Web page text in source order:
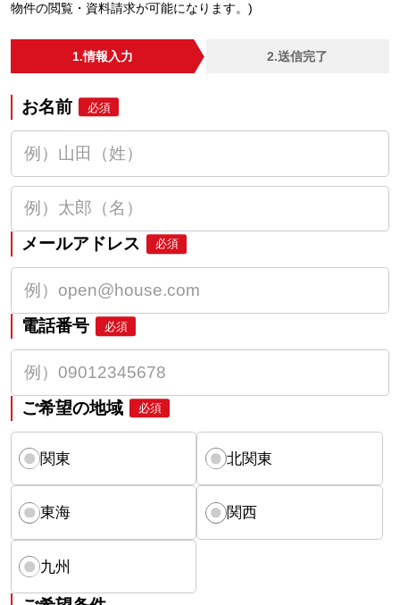
物件の閲覧・資料請求が可能になります。)
1.情報入力 2.送信完了
お名前 必須
メールアドレス 必須
電話番号 必須
ご希望の地域 必須
関東 北関東
東海 関西
九州